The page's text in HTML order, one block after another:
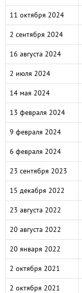
11 октября 2024
2 сентября 2024
16 августа 2024
2 июля 2024
14 мая 2024
13 февраля 2024
9 февраля 2024
6 февраля 2024
23 сентября 2023
15 декабря 2022
23 августа 2022
20 августа 2022
20 января 2022
2 октября 2021
2 октября 2021